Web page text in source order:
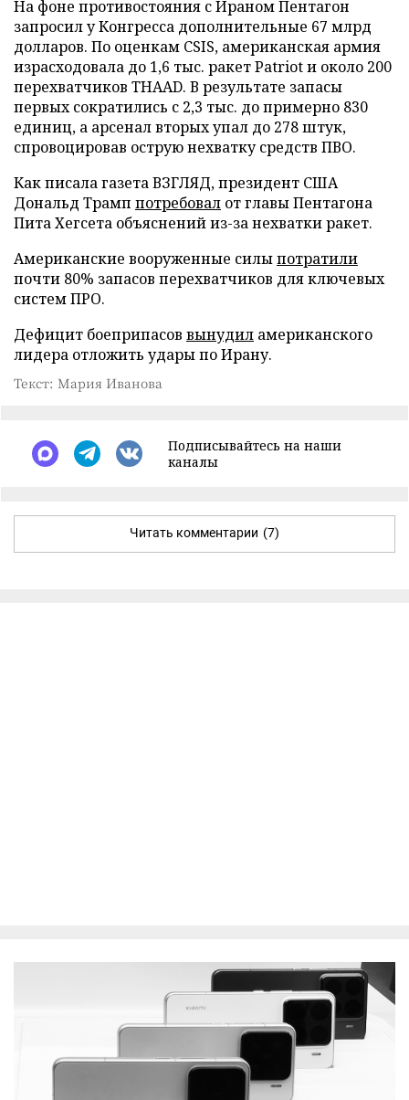
На фоне противостояния с Ираном Пентагон
запросил у Конгресса дополнительные 67 млрд
долларов. По оценкам CSIS, американская армия
израсходовала до 1,6 тыс. ракет Patriot и около 200
перехватчиков THAAD. В результате запасы
первых сократились с 2,3 тыс. до примерно 830
единиц, а арсенал вторых упал до 278 штук,
спровоцировав острую нехватку средств ПВО.
Как писала газета ВЗГЛЯД, президент США
Дональд Трамп потребовал от главы Пентагона
Пита Хегсета объяснений из-за нехватки ракет.
Американские вооруженные силыпотратили
почти 80% запасов перехватчиков для ключевых
систем ПРО.
Дефицит боеприпасов вынудил американского
лидера отложить удары по Ирану.
Текст: Мария Иванова
Подписывайтесь на наши
каналы
Читать комментарии (7)